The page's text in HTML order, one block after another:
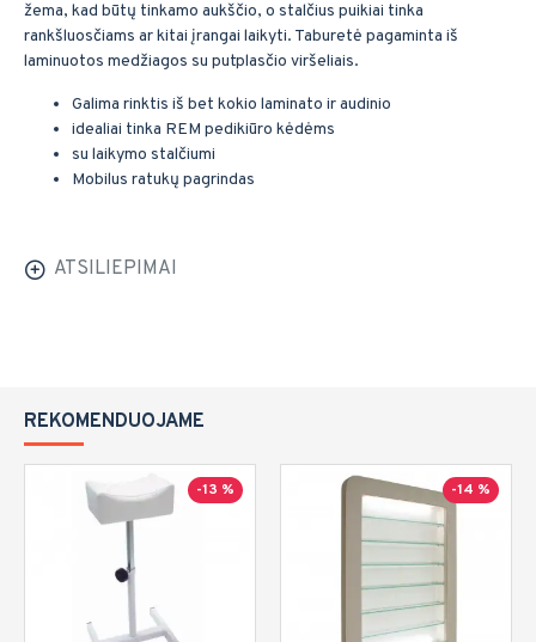
žema, kad būtų tinkamo aukščio, o stalčius puikiai tinka
rankšluosčiams ar kitai įrangai laikyti. Taburetė pagaminta iš
laminuotos medžiagos su putplasčio viršeliais.
Galima rinktis iš bet kokio laminato ir audinio
idealiai tinka REM pedikiūro kėdėms
su laikymo stalčiumi
Mobilus ratukų pagrindas
ATSILIEPIMAI
REKOMENDUOJAME
-13 % -14 %